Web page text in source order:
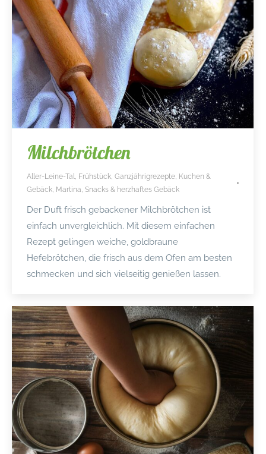
Milchbrötchen
Aller-Leine-Tal Frühstück Ganzjährigrezepte Kuchen &
Gebäck Martina Snacks & herzhaftes Gebäck
Der Duft frisch gebackener Milchbrötchen ist
einfach unvergleichlich. Mit diesem einfachen
Rezept gelingen weiche, goldbraune
Hefebrötchen, die frisch aus dem Ofen am besten
schmecken und sich vielseitig genießen lassen.